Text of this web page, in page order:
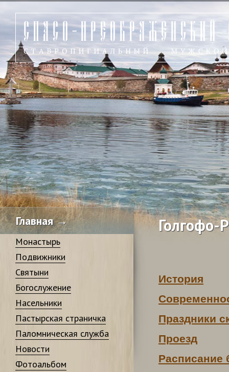
Главная →
Монастырь
Подвижники
Святыни
Богослужение
Насельники
Пастырская страничка
Паломническая служба
Новости
Фотоальбом
Голгофо-
История
Праздники
Проезд
Расписание